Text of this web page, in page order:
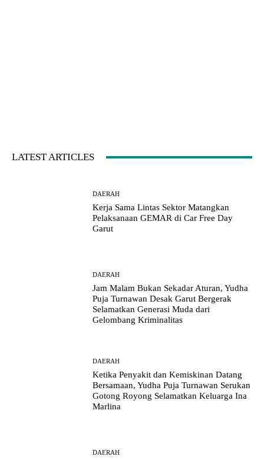
LATEST ARTICLES
DAERAH
Kerja Sama Lintas Sektor Matangkan
Pelaksanaan GEMAR di Car Free Day
Garut
DAERAH
Jam Malam Bukan Sekadar Aturan, Yudha
Puja Turnawan Desak Garut Bergerak
Selamatkan Generasi Muda dari
Gelombang Kriminalitas
DAERAH
Ketika Penyakit dan Kemiskinan Datang
Bersamaan, Yudha Puja Turnawan Serukan
Gotong Royong Selamatkan Keluarga Ina
Marlina
DAERAH